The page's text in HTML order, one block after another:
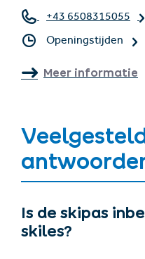
+43 6508315055
Openingstijden
Meer informatie
Is de skipas
skiles?